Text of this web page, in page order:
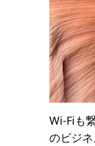
Wi-Fiも
のビジ